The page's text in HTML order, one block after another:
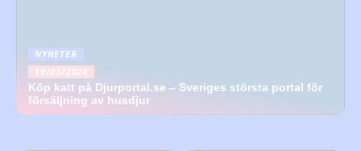
NYHETER
19/03/2024
Köp katt på Djurportal.se – Sveriges största portal för
försäljning av husdjur